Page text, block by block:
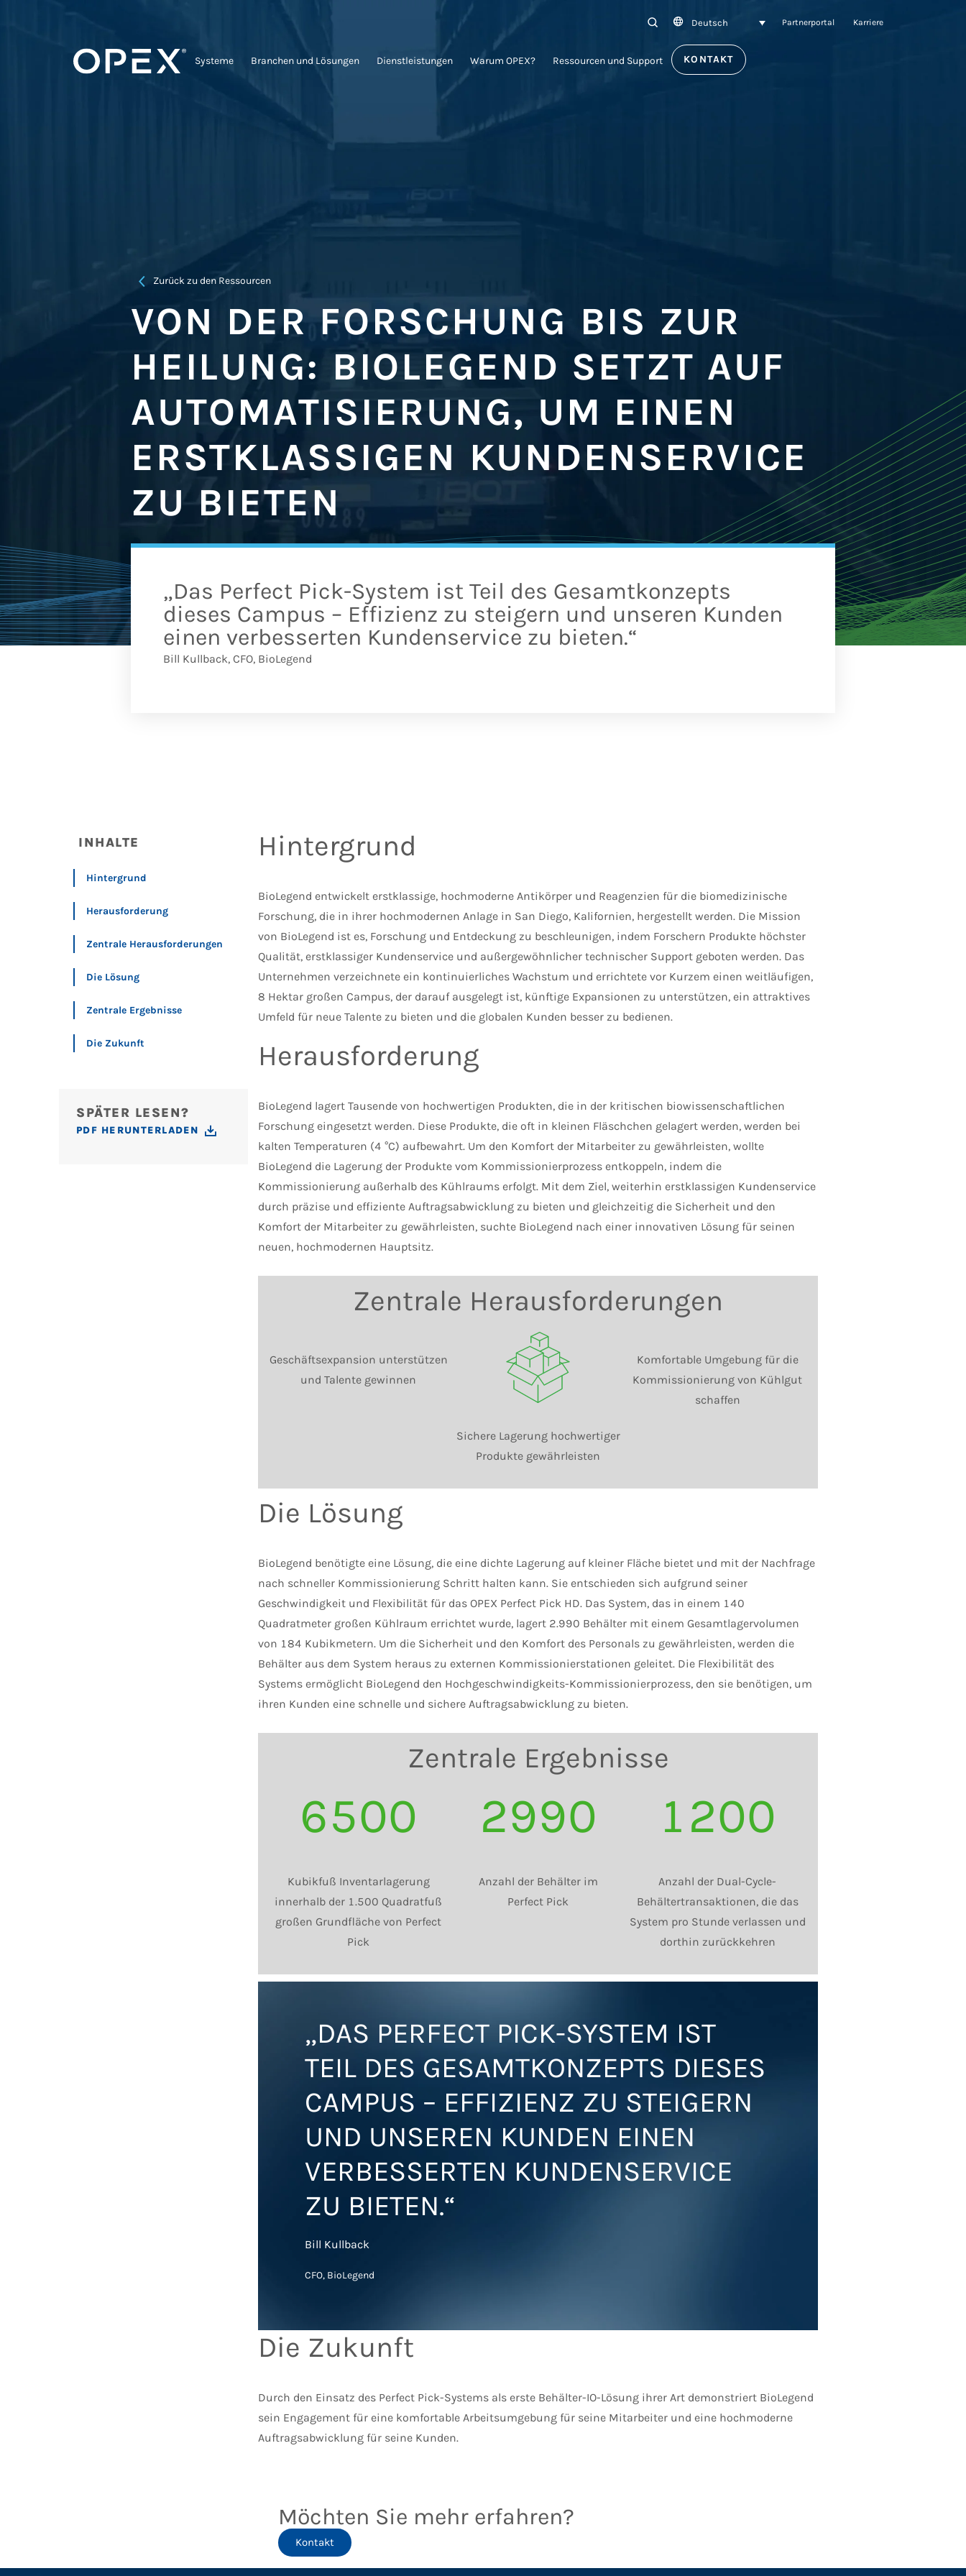
SEARCH
Deutsch Partnerportal Karriere
Systeme Branchen und Lösungen Dienstleistungen Warum OPEX? Ressourcen und Support KONTAKT
Zurück zu den Ressourcen
VON DER FORSCHUNG BIS ZUR
HEILUNG: BIOLEGEND SETZT AUF
AUTOMATISIERUNG, UM EINEN
ERSTKLASSIGEN KUNDENSERVICE
ZU BIETEN
„Das Perfect Pick-System ist Teil des Gesamtkonzepts
dieses Campus – Effizienz zu steigern und unseren Kunden
einen verbesserten Kundenservice zu bieten.“
Bill Kullback, CFO, BioLegend
INHALTE
Hintergrund
Herausforderung
Zentrale Herausforderungen
Die Lösung
Zentrale Ergebnisse
Die Zukunft
SPÄTER LESEN?
PDF HERUNTERLADEN
Hintergrund
BioLegend entwickelt erstklassige, hochmoderne Antikörper und Reagenzien für die biomedizinische
Forschung, die in ihrer hochmodernen Anlage in San Diego, Kalifornien, hergestellt werden. Die Mission
von BioLegend ist es, Forschung und Entdeckung zu beschleunigen, indem Forschern Produkte höchster
Qualität, erstklassiger Kundenservice und außergewöhnlicher technischer Support geboten werden. Das
Unternehmen verzeichnete ein kontinuierliches Wachstum und errichtete vor Kurzem einen weitläufigen,
8 Hektar großen Campus, der darauf ausgelegt ist, künftige Expansionen zu unterstützen, ein attraktives
Umfeld für neue Talente zu bieten und die globalen Kunden besser zu bedienen.
Herausforderung
BioLegend lagert Tausende von hochwertigen Produkten, die in der kritischen biowissenschaftlichen
Forschung eingesetzt werden. Diese Produkte, die oft in kleinen Fläschchen gelagert werden, werden bei
kalten Temperaturen (4 °C) aufbewahrt. Um den Komfort der Mitarbeiter zu gewährleisten, wollte
BioLegend die Lagerung der Produkte vom Kommissionierprozess entkoppeln, indem die
Kommissionierung außerhalb des Kühlraums erfolgt. Mit dem Ziel, weiterhin erstklassigen Kundenservice
durch präzise und effiziente Auftragsabwicklung zu bieten und gleichzeitig die Sicherheit und den
Komfort der Mitarbeiter zu gewährleisten, suchte BioLegend nach einer innovativen Lösung für seinen
neuen, hochmodernen Hauptsitz.
Zentrale Herausforderungen
Geschäftsexpansion unterstützen
und Talente gewinnen
Sichere Lagerung hochwertiger
Produkte gewährleisten
Komfortable Umgebung für die
Kommissionierung von Kühlgut
schaffen
Die Lösung
BioLegend benötigte eine Lösung, die eine dichte Lagerung auf kleiner Fläche bietet und mit der Nachfrage
nach schneller Kommissionierung Schritt halten kann. Sie entschieden sich aufgrund seiner
Geschwindigkeit und Flexibilität für das OPEX Perfect Pick HD. Das System, das in einem 140
Quadratmeter großen Kühlraum errichtet wurde, lagert 2.990 Behälter mit einem Gesamtlagervolumen
von 184 Kubikmetern. Um die Sicherheit und den Komfort des Personals zu gewährleisten, werden die
Behälter aus dem System heraus zu externen Kommissionierstationen geleitet. Die Flexibilität des
Systems ermöglicht BioLegend den Hochgeschwindigkeits-Kommissionierprozess, den sie benötigen, um
ihren Kunden eine schnelle und sichere Auftragsabwicklung zu bieten.
Zentrale Ergebnisse
6500
Kubikfuß Inventarlagerung
innerhalb der 1.500 Quadratfuß
großen Grundfläche von Perfect
Pick
2990
Anzahl der Behälter im
Perfect Pick
1200
Anzahl der Dual-Cycle-
Behältertransaktionen, die das
System pro Stunde verlassen und
dorthin zurückkehren
„DAS PERFECT PICK-SYSTEM IST
TEIL DES GESAMTKONZEPTS DIESES
CAMPUS – EFFIZIENZ ZU STEIGERN
UND UNSEREN KUNDEN EINEN
VERBESSERTEN KUNDENSERVICE
ZU BIETEN.“
Bill Kullback
CFO, BioLegend
Die Zukunft
Durch den Einsatz des Perfect Pick-Systems als erste Behälter-IO-Lösung ihrer Art demonstriert BioLegend
sein Engagement für eine komfortable Arbeitsumgebung für seine Mitarbeiter und eine hochmoderne
Auftragsabwicklung für seine Kunden.
Möchten Sie mehr erfahren?
Kontakt